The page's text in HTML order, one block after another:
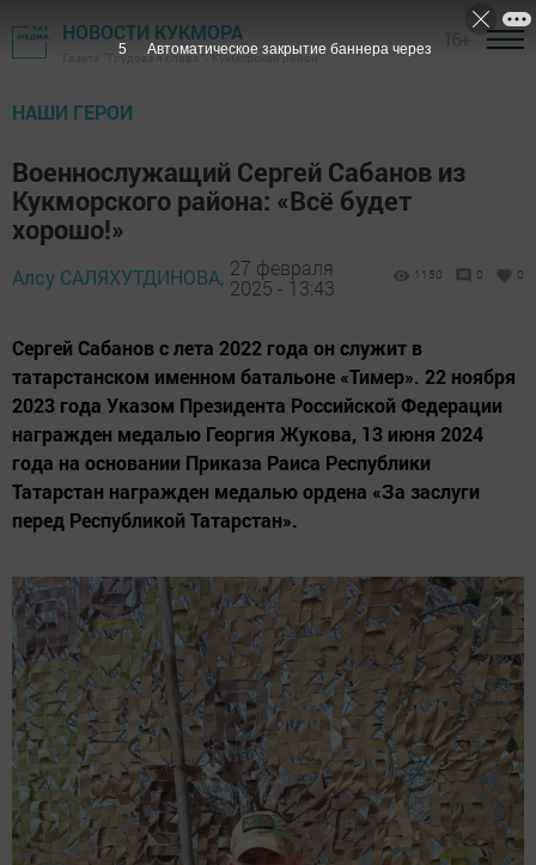
НОВОСТИ КУКМОРА
Газета "Трудовая слава" - Кукморский район
НАШИ ГЕРОИ
Военнослужащий Сергей Сабанов из
Кукморского района: «Всё будет
хорошо!»
Алсу САЛЯХУТДИНОВА, 27 февраля
2025 - 13:43
1150 0 0
Сергей Сабанов с лета 2022 года он служит в
татарстанском именном батальоне «Тимер». 22 ноября
2023 года Указом Президента Российской Федерации
награжден медалью Георгия Жукова, 13 июня 2024
года на основании Приказа Раиса Республики
Татарстан награжден медалью ордена «За заслуги
перед Республикой Татарстан».
4 Автоматическое закрытие баннера через